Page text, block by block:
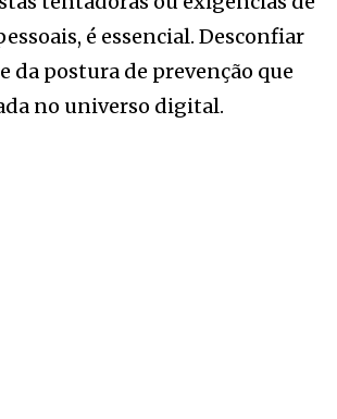
é essencial. Desconfiar
da postura de prevenção que
no universo digital.